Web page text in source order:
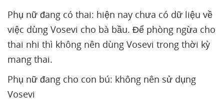
Phụ nữ đang có thai: hiện nay chưa có dữ liệu về
việc dùng Vosevi cho bà bầu. Để phòng ngừa cho
thai nhi thì không nên dùng Vosevi trong thời kỳ
mang thai.
Phụ nữ đang cho con bú: không nên sử dụng
Vosevi